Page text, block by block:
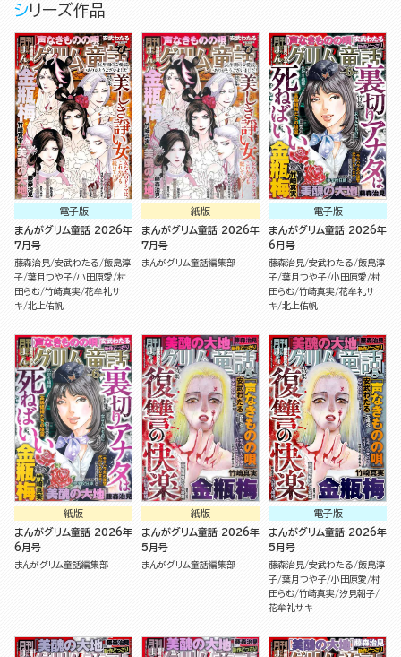
シリーズ作品
電子版
まんがグリム童話 2026年
7月号
藤森治見 安武わたる 飯島淳
子 葉月つや子 小田原愛 村
田らむ 竹崎真実 花牟礼サ
キ 北上佑帆
紙版
まんがグリム童話 2026年
7月号
まんがグリム童話編集部
電子版
まんがグリム童話 2026年
6月号
藤森治見 安武わたる 飯島淳
子 葉月つや子 小田原愛 村
田らむ 竹崎真実 花牟礼サ
キ 北上佑帆
紙版
まんがグリム童話 2026年
6月号
まんがグリム童話編集部
紙版
まんがグリム童話 2026年
5月号
まんがグリム童話編集部
電子版
まんがグリム童話 2026年
5月号
藤森治見 安武わたる 飯島淳
子 葉月つや子 小田原愛 村
田らむ 竹崎真実 汐見朝子
花牟礼サキ